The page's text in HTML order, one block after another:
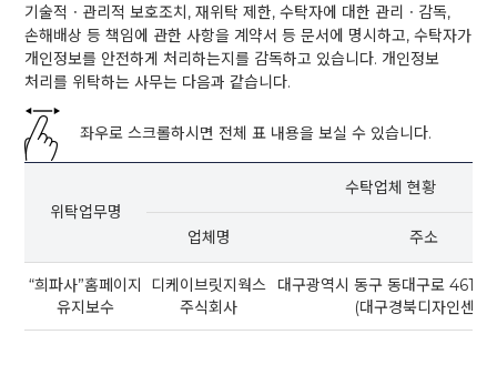
기술적ㆍ관리적 보호조치, 재위탁 제한, 수탁자에 대한 관리ㆍ감독,
손해배상 등 책임에 관한 사항을 계약서 등 문서에 명시하고, 수탁자가
개인정보를 안전하게 처리하는지를 감독하고 있습니다. 개인정보
처리를 위탁하는 사무는 다음과 같습니다.
좌우로 스크롤하시면 전체 표 내용을 보실 수 있습니다.
위탁업무명
수탁업체 현황
업체명 주소
“희파사”홈페이지
유지보수
디케이브릿지웍스
주식회사
대구광역시 동구 동대구로 461.
(대구경북디자인센터)